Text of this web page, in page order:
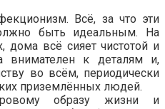
Всё, за что эти
быть идеальным. На
дома всё сияет чистотой и
внимателен к деталям и,
во всём, периодически
приземлённых людей.
образу жизни и